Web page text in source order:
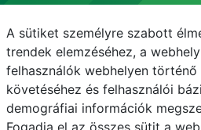
E-mail Telefonkönyv
A sütiket személyre szabott
trendek elemzéséhez, a
felhasználók webhelyen
követéséhez és felhasználói
demográfiai információk
Fogadja el az összes sütit a